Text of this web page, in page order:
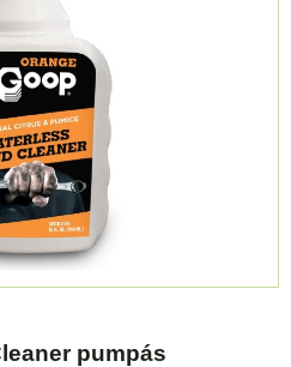
pumpás